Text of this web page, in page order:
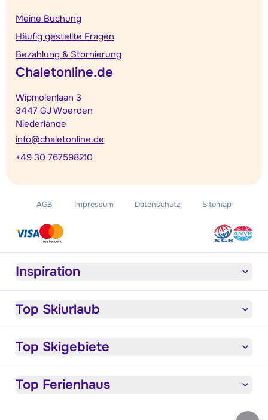
Meine Buchung
Häufig gestellte Fragen
Bezahlung & Stornierung
Chaletonline.de
Wipmolenlaan 3
3447 GJ Woerden
Niederlande
info@chaletonline.de
+49 30 767598210
AGB Impressum Datenschutz Sitemap
Inspiration
Top Skiurlaub
Top Skigebiete
Top Ferienhaus